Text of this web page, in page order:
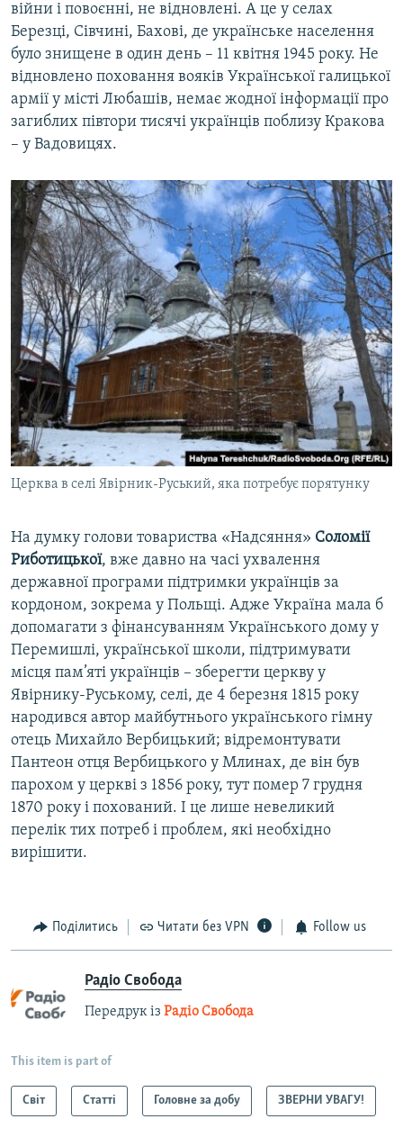
війни і повоєнні, не відновлені. А це у селах
Березці, Сівчині, Бахові, де українське населення
було знищене в один день – 11 квітня 1945 року. Не
відновлено поховання вояків Української галицької
армії у місті Любашів, немає жодної інформації про
загиблих півтори тисячі українців поблизу Кракова
– у Вадовицях.
Церква в селі Явірник-Руський, яка потребує порятунку
На думку голови товариства «Надсяння» Соломії
Риботицької, вже давно на часі ухвалення
державної програми підтримки українців за
кордоном, зокрема у Польщі. Адже Україна мала б
допомагати з фінансуванням Українського дому у
Перемишлі, української школи, підтримувати
місця пам’яті українців – зберегти церкву у
Явірнику-Руському, селі, де 4 березня 1815 року
народився автор майбутнього українського гімну
отець Михайло Вербицький; відремонтувати
Пантеон отця Вербицького у Млинах, де він був
парохом у церкві з 1856 року, тут помер 7 грудня
1870 року і похований. І це лише невеликий
перелік тих потреб і проблем, які необхідно
вирішити.
Поділитись Читати без VPN Follow us
Радіо Свобода
Передрук із Радіо Свобода
This item is part of
Світ Статті Головне за добу ЗВЕРНИ УВАГУ!